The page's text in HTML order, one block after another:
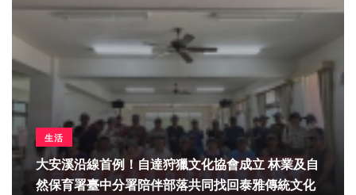
生活
大安溪沿線首例！自達狩獵文化協會成立 林業及自
然保育署臺中分署陪伴部落共同找回泰雅傳統文化